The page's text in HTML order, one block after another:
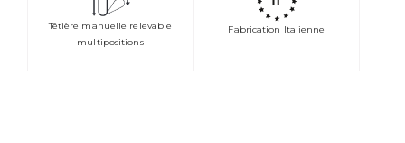
Têtière manuelle relevable
multipositions
Fabrication Italienne